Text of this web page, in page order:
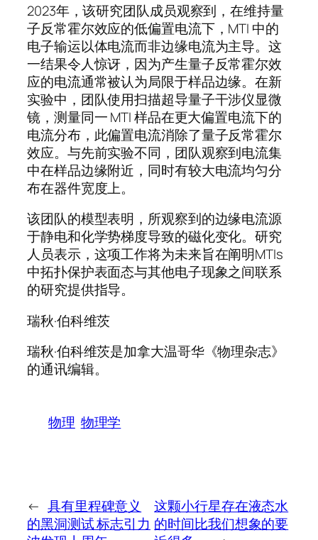
2023年，该研究团队成员观察到，在维持量
子反常霍尔效应的低偏置电流下，MTI 中的
电子输运以体电流而非边缘电流为主导。这
一结果令人惊讶，因为产生量子反常霍尔效
应的电流通常被认为局限于样品边缘。在新
实验中，团队使用扫描超导量子干涉仪显微
镜，测量同一 MTI 样品在更大偏置电流下的
电流分布，此偏置电流消除了量子反常霍尔
效应。与先前实验不同，团队观察到电流集
中在样品边缘附近，同时有较大电流均匀分
布在器件宽度上。
该团队的模型表明，所观察到的边缘电流源
于静电和化学势梯度导致的磁化变化。研究
人员表示，这项工作将为未来旨在阐明MTIs
中拓扑保护表面态与其他电子现象之间联系
的研究提供指导。
瑞秋·伯科维茨
瑞秋·伯科维茨是加拿大温哥华《物理杂志》
的通讯编辑。
物理 物理学
← 具有里程碑意义
的黑洞测试 标志引力
这颗小行星存在液态水
的时间比我们想象的要